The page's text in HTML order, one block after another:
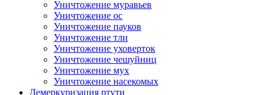
Уничтожение муравьев
Уничтожение ос
Уничтожение пауков
Уничтожение тли
Уничтожение уховерток
Уничтожение чешуйниц
Уничтожение мух
Уничтожение насекомых
Демеркуризация ртути